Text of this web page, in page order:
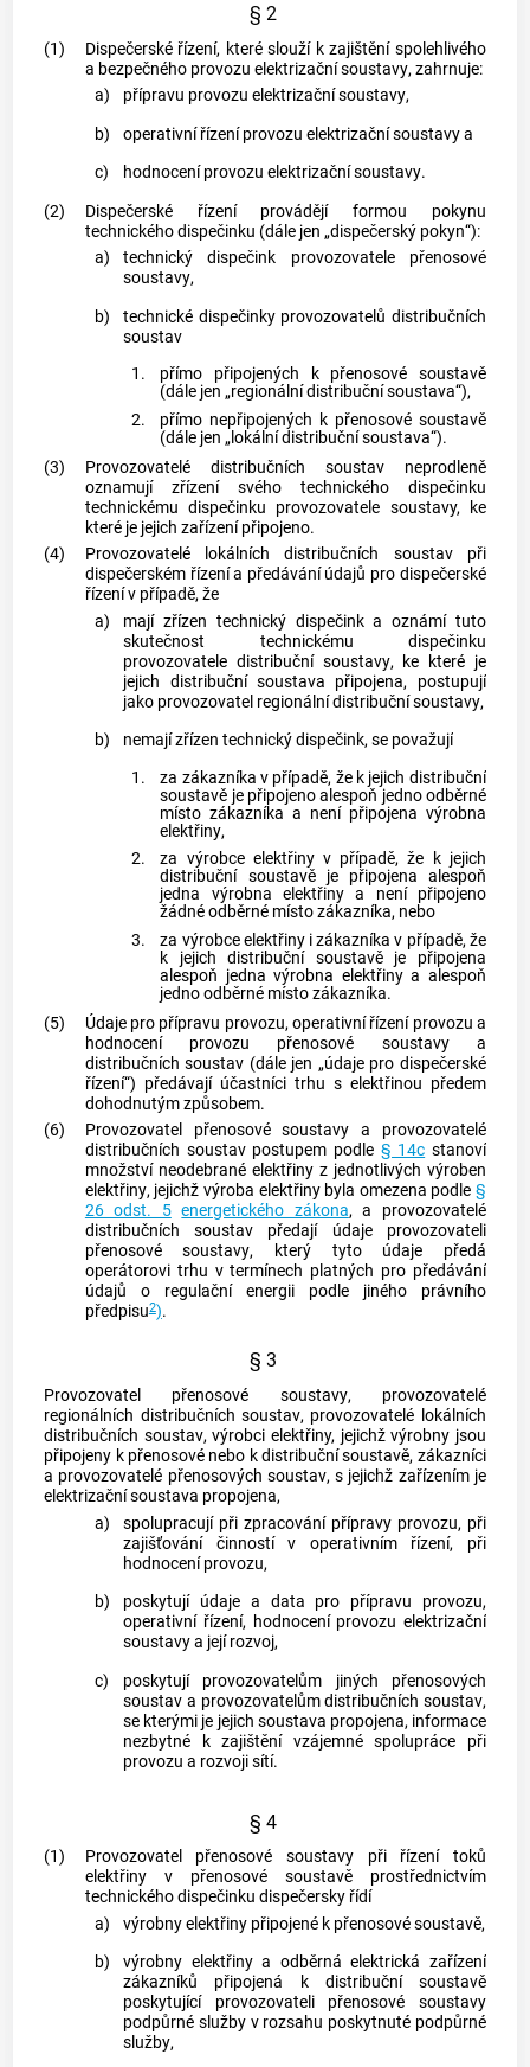
§ 2
(1)
Dispečerské řízení, které slouží k zajištění spolehlivého
a bezpečného provozu elektrizační soustavy, zahrnuje:
a)
přípravu provozuelektrizační soustavy,
b)
operativní řízení provozuelektrizační soustavya
c)
hodnocení provozuelektrizační soustavy.
(2)
Dispečerské řízení provádějí formou pokynu
technického dispečinku (dále jen „dispečerský pokyn“):
a)
technický dispečink provozovatele přenosové
soustavy,
b)
technické dispečinky provozovatelů distribučních
soustav
1.
přímo připojených k přenosové soustavě
(dále jen „regionálnídistribuční soustava“),
2.
přímo nepřipojených k přenosové soustavě
(dále jen „lokálnídistribuční soustava“).
(3)
Provozovatelé distribučních soustavneprodleně
oznamují zřízení svého technického dispečinku
technickému dispečinku provozovatele soustavy, ke
které je jejich zařízení připojeno.
(4)
Provozovatelé lokálníchdistribučních soustavpři
dispečerském řízení a předávání údajů pro dispečerské
řízení v případě, že
a)
mají zřízen technický dispečink a oznámí tuto
skutečnost technickému dispečinku
provozovatele distribuční soustavy, ke které je
jejich distribuční soustava připojena, postupují
jako provozovatel regionálnídistribuční soustavy,
b)
nemají zřízen technický dispečink, se považují
1.
za zákazníka v případě, že k jejich distribuční
soustavě je připojeno alespoň jednoodběrné
místo zákazníka a není připojena výrobna
elektřiny,
2.
za výrobce elektřiny v případě, že k jejich
distribuční soustavěje připojena alespoň
jedna výrobna elektřiny a není připojeno
žádnéodběrné místo zákazníka, nebo
3.
za výrobce elektřiny izákazníka v případě, že
k jejichdistribuční soustavěje připojena
alespoň jednavýrobna elektřinya alespoň
jednoodběrné místo zákazníka.
(5)
Údaje pro přípravu provozu, operativní řízení provozu a
hodnocení provozu přenosové soustavya
distribučních soustav (dále jen „údaje pro dispečerské
řízení“) předávají účastníci trhu s elektřinou předem
dohodnutým způsobem.
(6)
Provozovatel přenosové soustavy a provozovatelé
distribučních soustavpostupem podle § 14c stanoví
množství neodebrané elektřiny z jednotlivých výroben
elektřiny, jejichž výroba elektřiny byla omezena podle §
26 odst. 5 energetického zákona, a provozovatelé
distribučních soustav předají údaje provozovateli
přenosové soustavy, který tyto údaje předá
operátorovi trhu v termínech platných pro předávání
údajů o regulační energiipodle jiného právního
předpisu2).
§ 3
Provozovatel přenosové soustavy, provozovatelé
regionálních distribučních soustav, provozovatelé lokálních
distribučních soustav, výrobci elektřiny, jejichž výrobny jsou
připojeny k přenosové nebo kdistribuční soustavě, zákazníci
a provozovatelé přenosových soustav, s jejichž zařízením je
elektrizační soustava propojena,
a)
spolupracují při zpracování přípravy provozu, při
zajišťování činností v operativním řízení, při
hodnocení provozu,
b)
poskytují údaje a data pro přípravu provozu,
operativní řízení, hodnocení provozu elektrizační
soustavya její rozvoj,
c)
poskytují provozovatelům jiných přenosových
soustav a provozovatelůmdistribučních soustav,
se kterými je jejich soustava propojena, informace
nezbytné k zajištění vzájemné spolupráce při
provozu a rozvoji sítí.
§ 4
(1) Provozovatel přenosové soustavy při řízení toků
elektřiny v přenosové soustavěprostřednictvím
technického dispečinku dispečersky řídí
a)
výrobny elektřiny připojené k přenosové soustavě,
b)
výrobny elektřinya odběrná elektrická zařízení
zákazníků připojená k distribuční soustavě
poskytující provozovateli přenosové soustavy
podpůrné službyv rozsahu poskytnuté podpůrné
služby,